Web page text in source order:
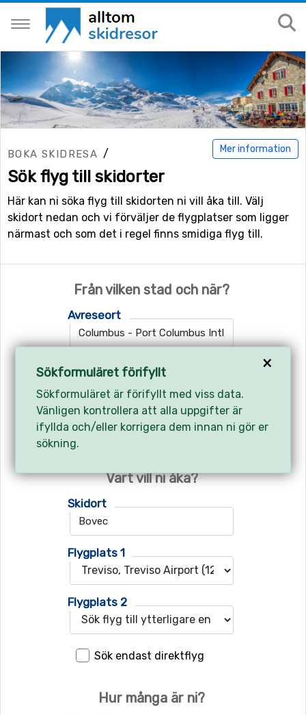
Mer information
BOKA SKIDRESA /
Sök flyg till skidorter
Här kan ni söka flyg till skidorten ni vill åka till. Välj
skidort nedan och vi förväljer de flygplatser som ligger
närmast och som det i regel finns smidiga flyg till.
Från vilken stad och när?
Avreseort
Utresa/incheckning
Hemresa/utcheckning
Vart vill ni åka?
Skidort
Flygplats 1
Flygplats 2
Sök endast direktflyg
Hur många är ni?
×
Sökformuläret förifyllt
Sökformuläret är förifyllt med viss data.
Vänligen kontrollera att alla uppgifter är
ifyllda och/eller korrigera dem innan ni gör er
sökning.